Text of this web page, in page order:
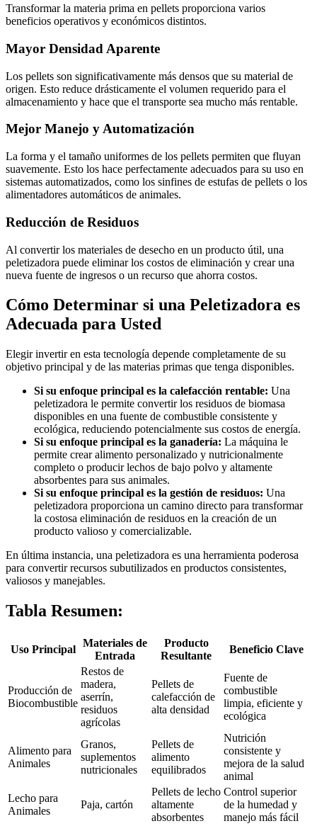
Transformar la materia prima en pellets proporciona varios
beneficios operativos y económicos distintos.
Mayor Densidad Aparente
Los pellets son significativamente más densos que su material de
origen. Esto reduce drásticamente el volumen requerido para el
almacenamiento y hace que el transporte sea mucho más rentable.
Mejor Manejo y Automatización
La forma y el tamaño uniformes de los pellets permiten que fluyan
suavemente. Esto los hace perfectamente adecuados para su uso en
sistemas automatizados, como los sinfines de estufas de pellets o los
alimentadores automáticos de animales.
Reducción de Residuos
Al convertir los materiales de desecho en un producto útil, una
peletizadora puede eliminar los costos de eliminación y crear una
nueva fuente de ingresos o un recurso que ahorra costos.
Cómo Determinar si una Peletizadora es
Adecuada para Usted
Elegir invertir en esta tecnología depende completamente de su
objetivo principal y de las materias primas que tenga disponibles.
Si su enfoque principal es la calefacción rentable: Una
peletizadora le permite convertir los residuos de biomasa
disponibles en una fuente de combustible consistente y
ecológica, reduciendo potencialmente sus costos de energía.
Si su enfoque principal es la ganadería: La máquina le
permite crear alimento personalizado y nutricionalmente
completo o producir lechos de bajo polvo y altamente
absorbentes para sus animales.
Si su enfoque principal es la gestión de residuos: Una
peletizadora proporciona un camino directo para transformar
la costosa eliminación de residuos en la creación de un
producto valioso y comercializable.
En última instancia, una peletizadora es una herramienta poderosa
para convertir recursos subutilizados en productos consistentes,
valiosos y manejables.
Tabla Resumen:
Uso Principal
Materiales de
Entrada
Producto
Resultante
Beneficio Clave
Producción de
Biocombustible
Restos de
madera,
aserrín,
residuos
agrícolas
Pellets de
calefacción de
alta densidad
Fuente de
combustible
limpia, eficiente y
ecológica
Alimento para
Animales
Granos,
suplementos
nutricionales
Pellets de
alimento
equilibrados
Nutrición
consistente y
mejora de la salud
animal
Lecho para
Animales
Paja, cartón
Pellets de lecho
altamente
absorbentes
Control superior
de la humedad y
manejo más fácil